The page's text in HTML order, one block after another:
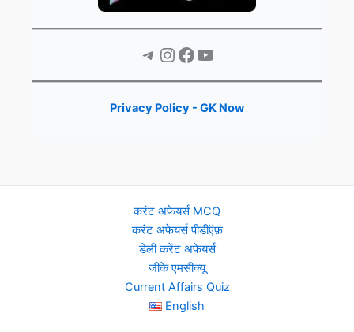
Telegram Instagram Facebook YouTube
Privacy Policy - GK Now
करंट अफेयर्स MCQ
करंट अफेयर्स पीडीऍफ़
डेली करेंट अफेयर्स
जीके एमसीक्यू
Current Affairs Quiz
English